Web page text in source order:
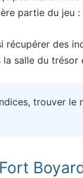
partie du jeu
récupérer des
salle du
trouver